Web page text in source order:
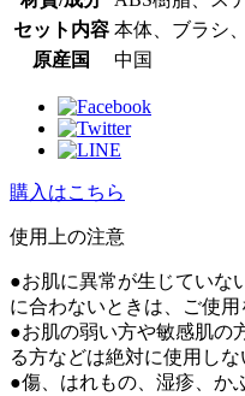
セット内容 本体、ブラシ
原産国
中国
購入はこちら
使⽤上の注意
●お肌に異常が生じていな
に合わないときは、ご使用
●お肌の弱い方や敏感肌の
る方などは絶対に使用しな
●傷、はれもの、湿疹、か